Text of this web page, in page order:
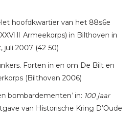
hoofdkwartier van het 88s6e
Armeekorps) in Bilthoven in
juli 2007 (42-50)
Forten in en om De Bilt en
(Bilthoven 2006)
bombardementen’ in: 100 jaar
van Historische Kring D’Oude